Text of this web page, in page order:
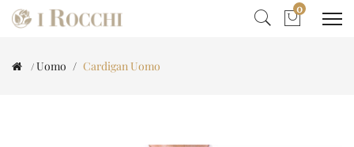
0
Uomo Cardigan Uomo